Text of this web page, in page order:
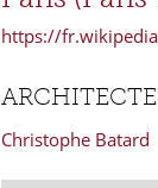
https://
Christophe Batard